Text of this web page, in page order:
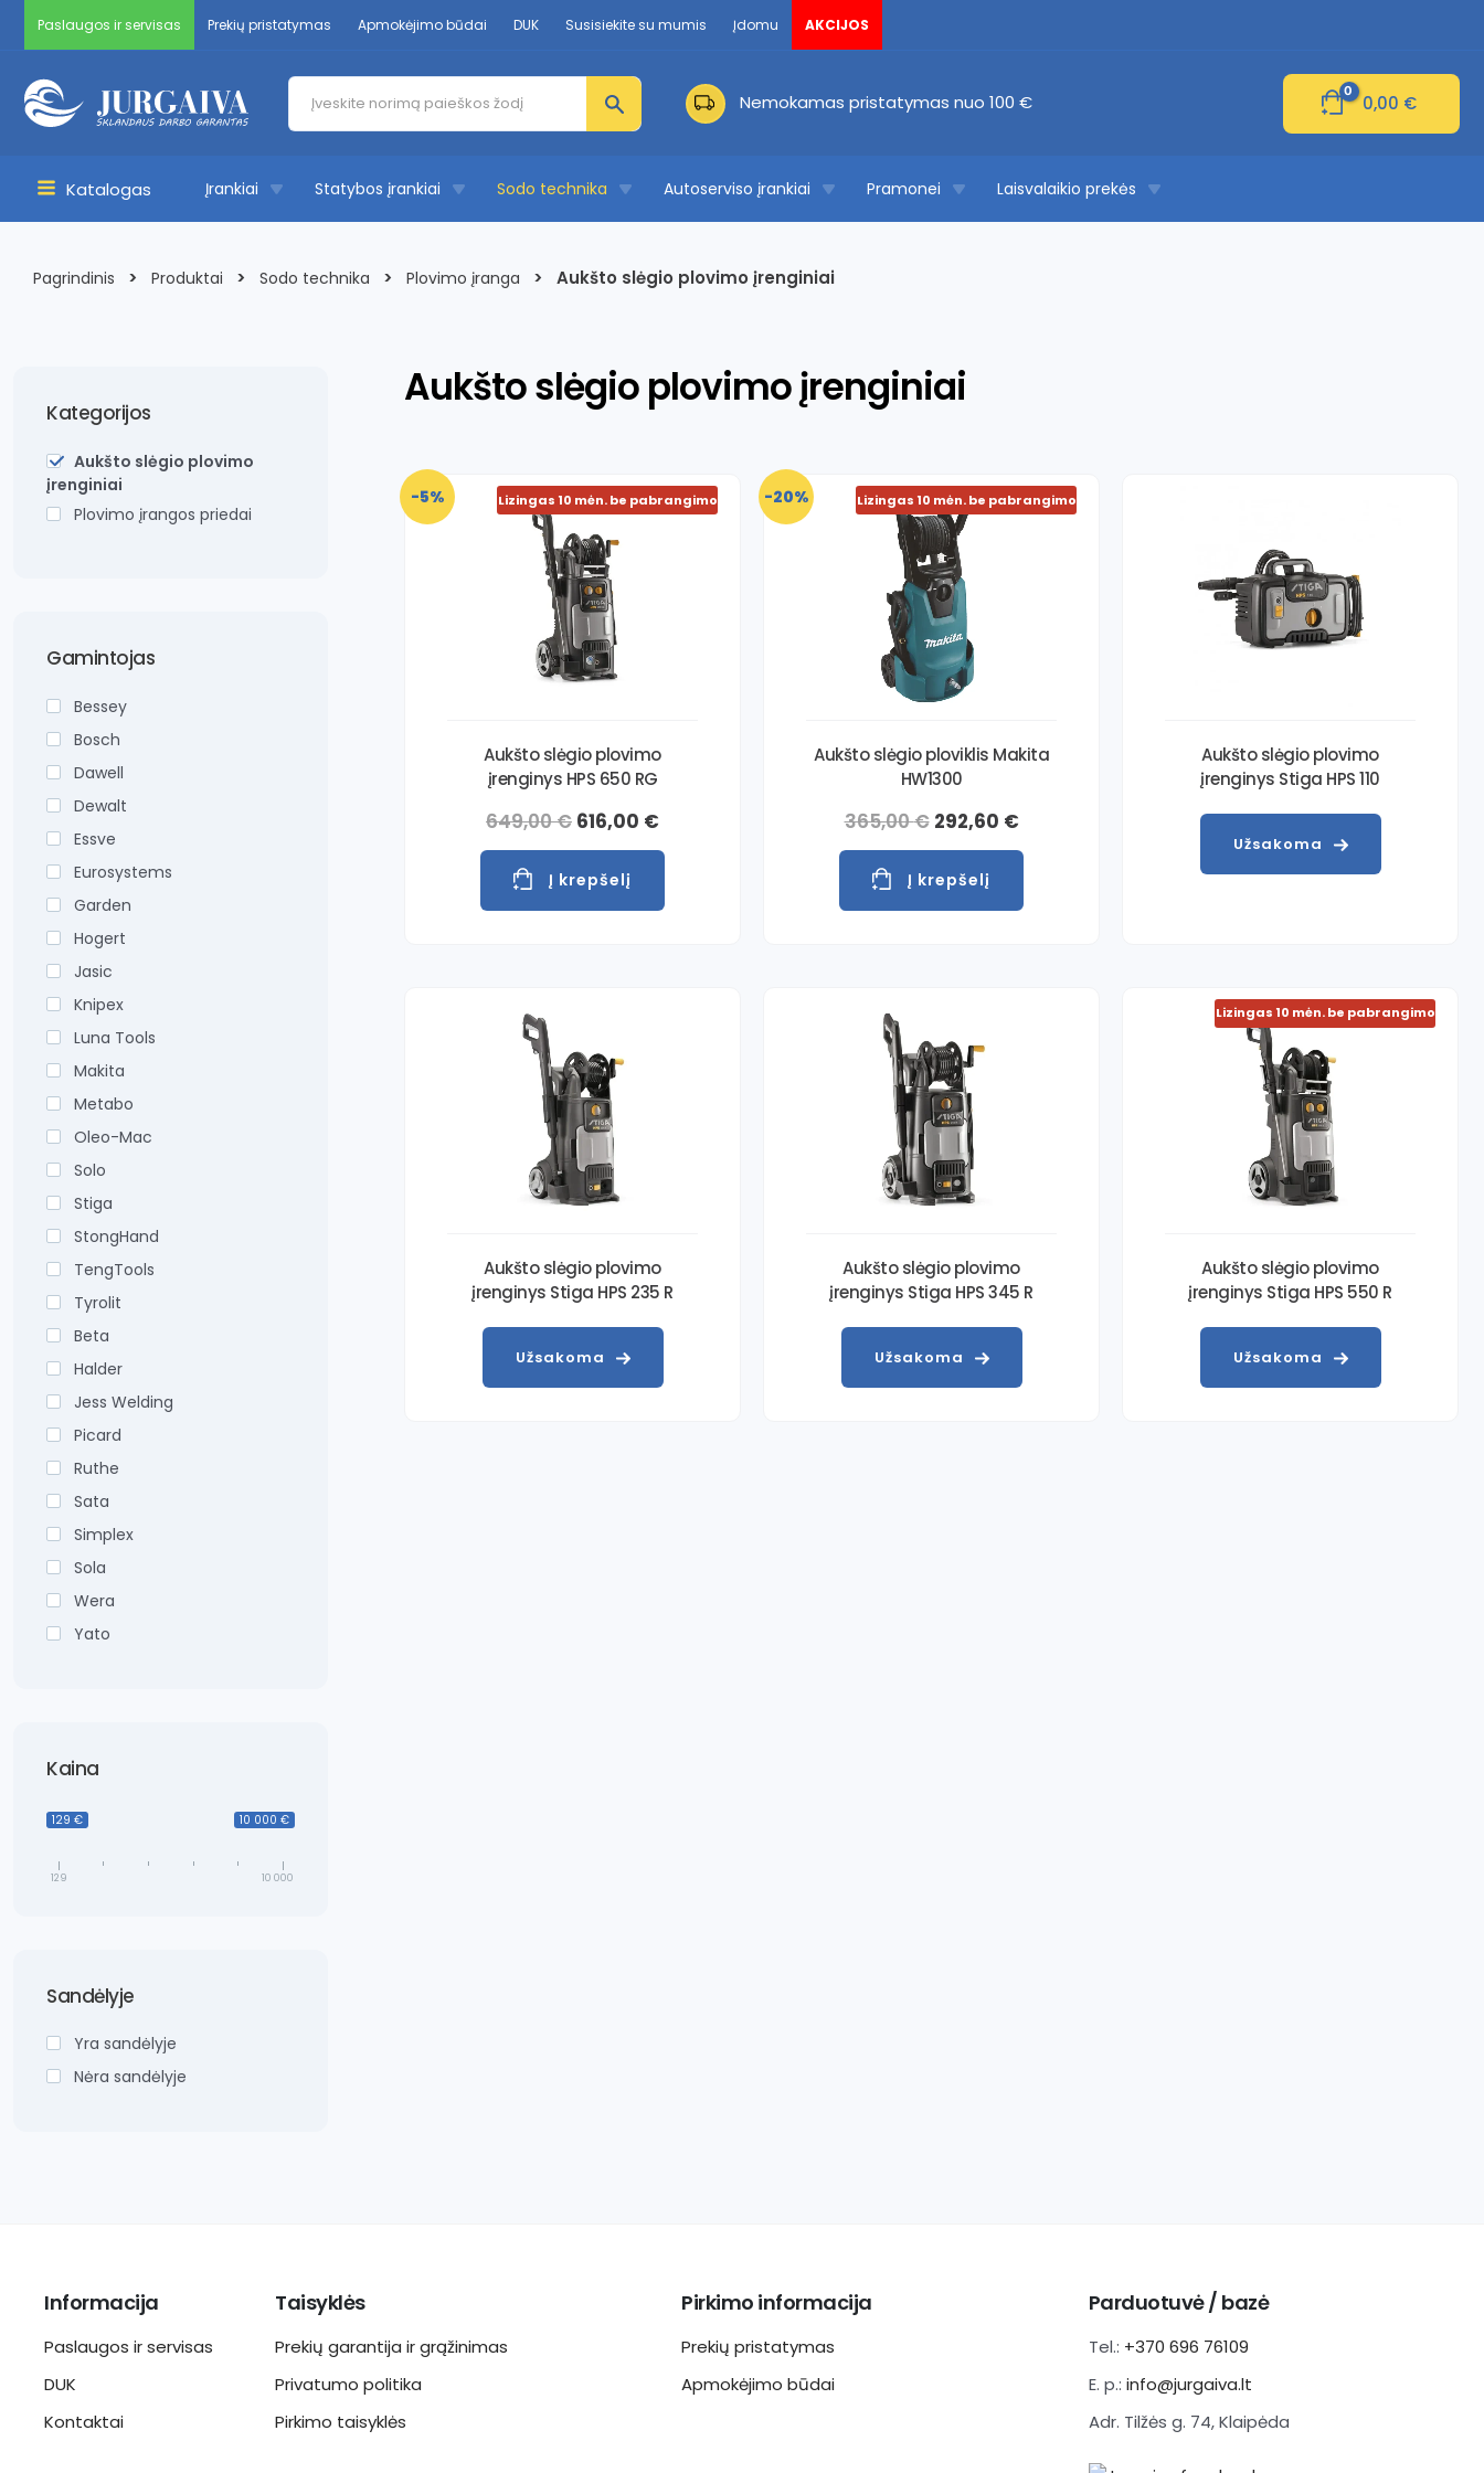
Paslaugos ir servisas Prekių pristatymas Apmokėjimo būdai DUK Susisiekite su mumis Įdomu AKCIJOS
Products
search Nemokamas pristatymas nuo 100 € 0,00 €
Katalogas Įrankiai Statybos įrankiai Sodo technika Autoserviso įrankiai Pramonei Laisvalaikio prekės
Pagrindinis > Produktai > Sodo technika > Plovimo įranga > Aukšto slėgio plovimo įrenginiai
Kategorijos
Aukšto slėgio plovimo
įrenginiai
Plovimo įrangos priedai
Gamintojas
Bessey
Bosch
Dawell
Dewalt
Essve
Eurosystems
Garden
Hogert
Jasic
Knipex
Luna Tools
Makita
Metabo
Oleo-Mac
Solo
Stiga
StongHand
TengTools
Tyrolit
Beta
Halder
Jess Welding
Picard
Ruthe
Sata
Simplex
Sola
Wera
Yato
Kaina
129 € 10 000 €
129 10 000
Sandėlyje
Yra sandėlyje
Nėra sandėlyje
Aukšto slėgio plovimo įrenginiai
-5% Lizingas 10 mėn. be pabrangimo
Aukšto slėgio plovimo
įrenginys HPS 650 RG
649,00€ 616,00 €
Į krepšelį
-20% Lizingas 10 mėn. be pabrangimo
Aukšto slėgio ploviklis Makita
HW1300
365,00€ 292,60 €
Į krepšelį
Aukšto slėgio plovimo
įrenginys Stiga HPS 110
Užsakoma
Aukšto slėgio plovimo
įrenginys Stiga HPS 235 R
Užsakoma
Aukšto slėgio plovimo
įrenginys Stiga HPS 345 R
Užsakoma
Lizingas 10 mėn. be pabrangimo
Aukšto slėgio plovimo
įrenginys Stiga HPS 550 R
Užsakoma
Informacija
Paslaugos ir servisas
DUK
Kontaktai
Taisyklės
Prekių garantija ir grąžinimas
Privatumo politika
Pirkimo taisyklės
Pirkimo informacija
Prekių pristatymas
Apmokėjimo būdai
Parduotuvė / bazė
Tel.: +370 696 76109
E. p.: info@jurgaiva.lt
Adr. Tilžės g. 74, Klaipėda